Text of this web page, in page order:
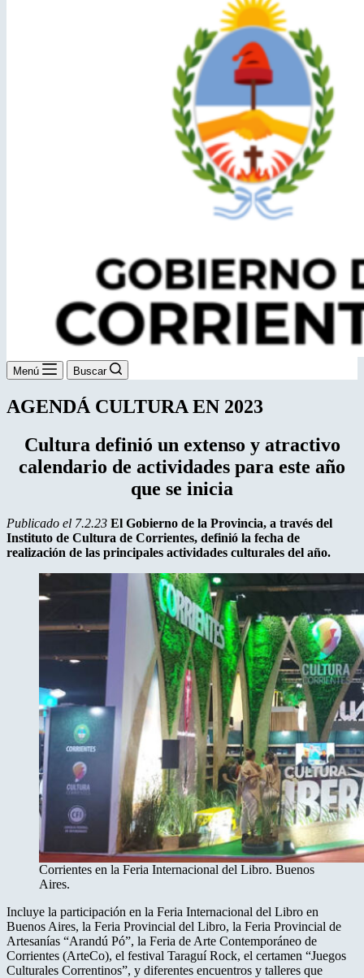
Menú Buscar
AGENDÁ CULTURA EN 2023
Cultura definió un extenso y atractivo
calendario de actividades para este año
que se inicia
Publicado el 7.2.23 El Gobierno de la Provincia, a través del
Instituto de Cultura de Corrientes, definió la fecha de
realización de las principales actividades culturales del año.
Corrientes en la Feria Internacional del Libro. Buenos
Aires.
Incluye la participación en la Feria Internacional del Libro en
Buenos Aires, la Feria Provincial del Libro, la Feria Provincial de
Artesanías “Arandú Pó”, la Feria de Arte Contemporáneo de
Corrientes (ArteCo), el festival Taraguí Rock, el certamen “Juegos
Culturales Correntinos”, y diferentes encuentros y talleres que